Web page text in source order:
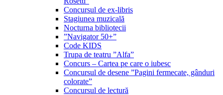
Concursul de ex-libris
Stagiunea muzicală
Nocturna bibliotecii
”Navigator 50+”
Code KIDS
Trupa de teatru ”Alfa”
Concurs – Cartea pe care o iubesc
Concursul de desene ”Pagini fermecate, gânduri
colorate”
Concursul de lectură